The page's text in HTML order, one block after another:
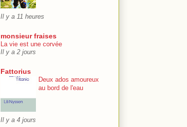
Il y a 11 heures
monsieur fraises
La vie est une corvée
Il y a 2 jours
Fattorius
Deux ados amoureux
au bord de l'eau
Il y a 4 jours